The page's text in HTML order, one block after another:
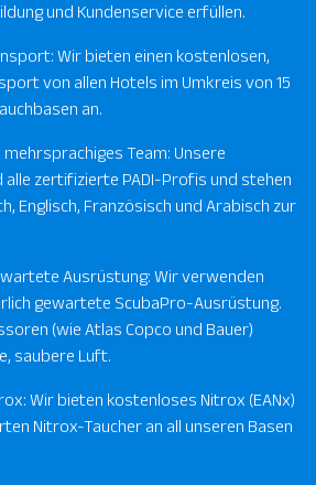
und Kundenservice erfüllen.
Wir bieten einen kostenlosen,
von allen Hotels im Umkreis von 15
an.
Team: Unsere
alle zertifizierte PADI-Profis und stehen
Englisch, Französisch und Arabisch zur
Ausrüstung: Wir verwenden
gewartete ScubaPro-Ausrüstung.
(wie Atlas Copco und Bauer)
saubere Luft.
Wir bieten kostenloses Nitrox (EANx)
Nitrox-Taucher an all unseren Basen